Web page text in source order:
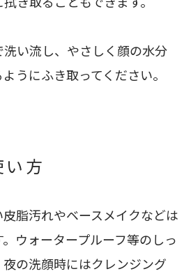
い流し、やさしく顔の水分
うにふき取ってください。
方
脂汚れやベースメイクなどは
ウォータープルーフ等のしっ
の洗顔時にはクレンジング